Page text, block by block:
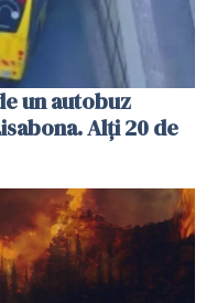
un autobuz
Alți 20 de